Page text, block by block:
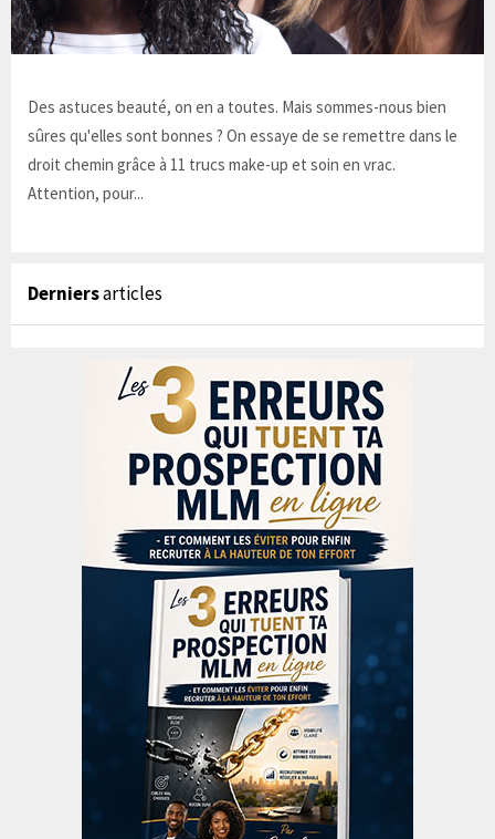
Des astuces beauté, on en a toutes. Mais sommes-nous bien
sûres qu'elles sont bonnes ? On essaye de se remettre dans le
droit chemin grâce à 11 trucs make-up et soin en vrac.
Attention, pour...
Derniersarticles